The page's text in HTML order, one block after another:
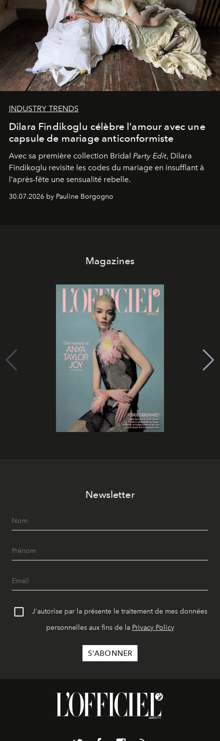
INDUSTRY TRENDS
Dilara Findikoglu célèbre l'amour avec une
capsule de mariage anticonformiste
Avec sa première collection Bridal Party Edit, Dilara
Findikoglu revisite les codes du mariage en insufflant à
l'après-fête une sensualité rebelle.
30.07.2026 by Pauline Borgogno
Magazines
Newsletter
J'autorise par la présente le traitement de mes données
personnelles aux fins de la Privacy Policy